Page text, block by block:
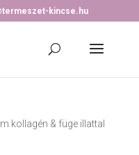
kincse.hu
kollagén & füge illattal